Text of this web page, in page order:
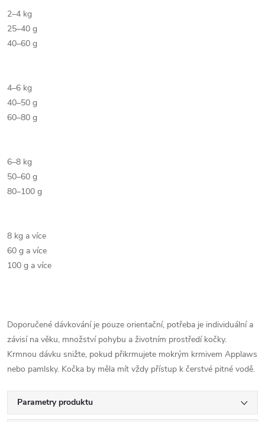
2–4 kg
25–40 g
40–60 g
4–6 kg
40–50 g
60–80 g
6–8 kg
50–60 g
80–100 g
8 kg a více
60 g a více
100 g a více
Doporučené dávkování je pouze orientační, potřeba je individuální a
závisí na věku, množství pohybu a životním prostředí kočky.
Krmnou dávku snižte, pokud přikrmujete mokrým krmivem Applaws
nebo pamlsky. Kočka by měla mít vždy přístup k čerstvé pitné vodě.
Parametry produktu